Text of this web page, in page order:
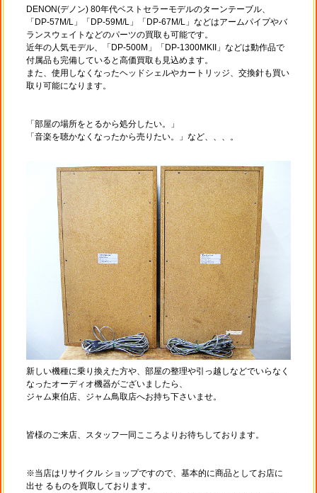
DENON(デノン) 80年代ベストセラーモデルのターンテーブル、
「DP-57M/L」「DP-59M/L」「DP-67M/L」などはアームパイプやバ
ランスウェイトなどのパーツの買取も可能です。
近年の人気モデル、「DP-500M」「DP-1300MKII」などは動作品で
付属品も完備していると高価買取も見込めます。
また、使用しなくなったヘッドシェルやカートリッジ、交換針も買い
取り可能になります。
「部屋の場所をとるから処分したい。」
「音楽を聴かなくなったから売りたい。」など、、、。
新しい機種に乗り換えた方や、部屋の整理や引っ越しなどでいらなく
なったオーディオ機器がございましたら、
ジャム東伯店、ジャム鳥取店へお持ち下さいませ。
皆様のご来店、スタッフ一同こころよりお待ちしております。
※当店はリサイクル ショップですので、基本的に商品としてお店に
出せ るものを買取しております。